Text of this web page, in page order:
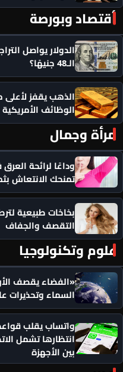
أقتصاد وبورصة
الدولار يواصل
الـ48 جنيهًا؟
الذهب يقفز لأعلى
الوظائف الأمريكية
مرأة وجمال
تمنحك الانتعاش
بخاخات طبيعية
التقصف والجفاف
علوم وتكنولوجيا
«الفضاء يقصف
السماء وتحذيرات
انتظارها تشمل
بين الأجهزة